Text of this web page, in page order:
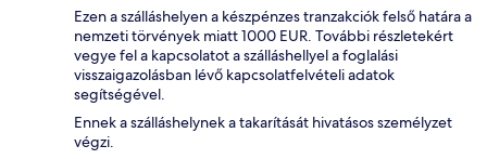
Ezen a szálláshelyen a készpénzes tranzakciók felső határa a
nemzeti törvények miatt 1000 EUR. További részletekért
vegye fel a kapcsolatot a szálláshellyel a foglalási
visszaigazolásban lévő kapcsolatfelvételi adatok
segítségével.
Ennek a szálláshelynek a takarítását hivatásos személyzet
végzi.